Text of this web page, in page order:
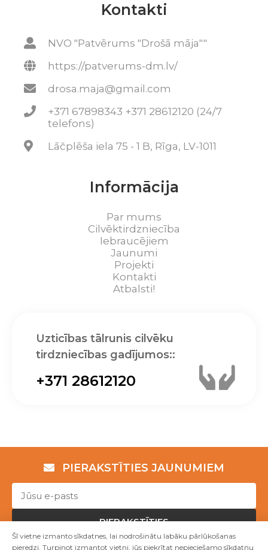
Kontakti
NVO "Patvērums "Drošā māja""
https://patverums-dm.lv/
drosa.maja@gmail.com
+371 67898343 +371 28612120 (24/7
telefons)
Lāčplēša iela 75 - 1 B, Rīga, LV-1011
Informācija
Par mums
Cilvēktirdzniecība
Iebraucējiem
Jaunumi
Projekti
Kontakti
Atbalsti!
Uzticības tālrunis cilvēku
tirdzniecības gadījumos::
+371 28612120
PIERAKSTĪTIES JAUNUMIEM
PIERAKSTĪTIES
Šī vietne izmanto sīkdatnes, lai nodrošinātu labāku pārlūkošanas
pieredzi. Turpinot izmantot vietni, jūs piekrītat nepieciešamo sīkdatņu